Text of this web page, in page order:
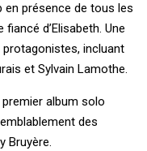
en présence de tous les
d’Elisabeth. Une
protagonistes, incluant
et Sylvain Lamothe.
album solo
des
Bruyère.